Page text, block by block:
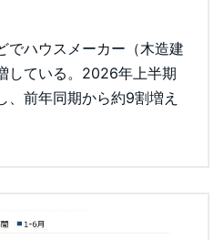
でハウスメーカー（木造建
している。2026年上半期
、前年同期から約9割増え